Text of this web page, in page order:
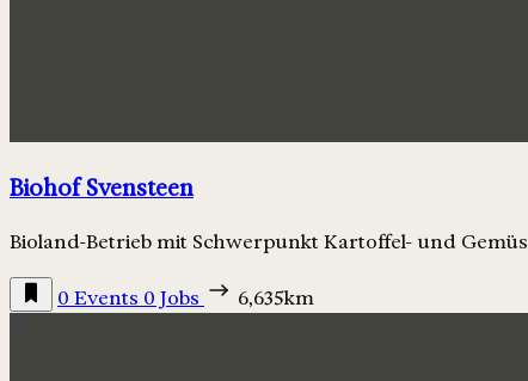
Biohof Svensteen
Bioland-Betrieb mit Schwerpunkt Kartoffel- und
0 Events 0 Jobs 6,635km